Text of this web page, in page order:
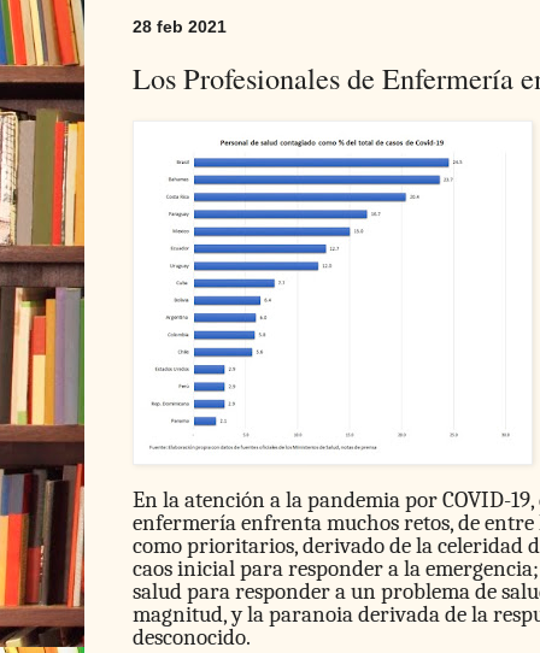
28 feb 2021
Los Profesionales de Enfermería
En la atención a la pandemia por COVID-
enfermería enfrenta muchos retos, de
como prioritarios, derivado de la celeridad
caos inicial para responder a la
salud para responder a un problema de
magnitud, y la paranoia derivada de la
desconocido.